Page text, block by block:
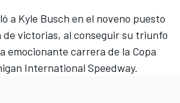
a Kyle Busch en el noveno puesto
victorias, al conseguir su triunfo
emocionante carrera de la Copa
International Speedway.